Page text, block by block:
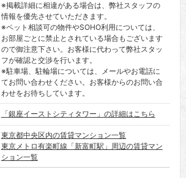
※掲載詳細に相違がある場合は、弊社スタッフの
情報を優先させていただきます。
※ペット相談可の物件やSOHO利用については、
お部屋ごとに禁止とされている場合もございます
ので御注意下さい。お客様に代わって弊社スタッ
フが確認と交渉を行います。
※駐車場、駐輪場については、メールやお電話に
てお問い合わせください。お客様からのお問い合
わせをお待ちしています。
「銀座イーストシティタワー」の詳細はこちら
東京都中央区内の賃貸マンション一覧
東京メトロ有楽町線「新富町駅」周辺の賃貸マン
ション一覧